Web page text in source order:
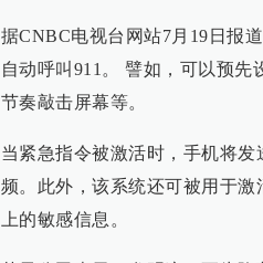
据CNBC电视台网站7月19日报
自动呼叫911。 譬如，可以预
节奏敲击屏幕等。
当紧急指令被激活时，手机将
频。此外，该系统还可被用于
上的敏感信息。